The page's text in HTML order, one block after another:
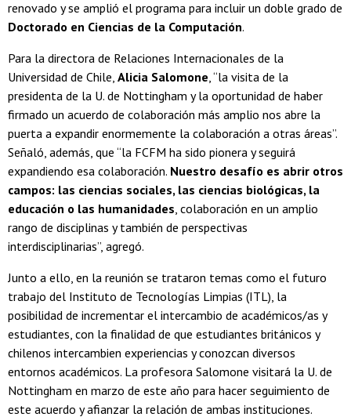
renovado y se amplió el programa para incluir un doble grado de
Doctorado en Ciencias de la Computación.
Para la directora de Relaciones Internacionales de la
Universidad de Chile, Alicia Salomone, “la visita de la
presidenta de la U. de Nottingham y la oportunidad de haber
firmado un acuerdo de colaboración más amplio nos abre la
puerta a expandir enormemente la colaboración a otras áreas”.
Señaló, además, que “la FCFM ha sido pionera y seguirá
expandiendo esa colaboración. Nuestro desafío es abrir otros
campos: las ciencias sociales, las ciencias biológicas, la
educación o las humanidades, colaboración en un amplio
rango de disciplinas y también de perspectivas
interdisciplinarias”, agregó.
Junto a ello, en la reunión se trataron temas como el futuro
trabajo del Instituto de Tecnologías Limpias (ITL), la
posibilidad de incrementar el intercambio de académicos/as y
estudiantes, con la finalidad de que estudiantes británicos y
chilenos intercambien experiencias y conozcan diversos
entornos académicos. La profesora Salomone visitará la U. de
Nottingham en marzo de este año para hacer seguimiento de
este acuerdo y afianzar la relación de ambas instituciones.